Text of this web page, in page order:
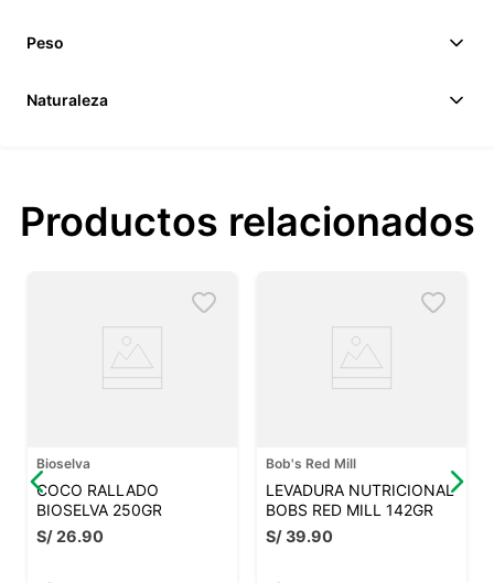
Peso
Naturaleza
Productos relacionados
Bioselva
COCO RALLADO
BIOSELVA 250GR
S/26.90
Bob's Red Mill
LEVADURA NUTRICIONAL
BOBS RED MILL 142GR
S/39.90